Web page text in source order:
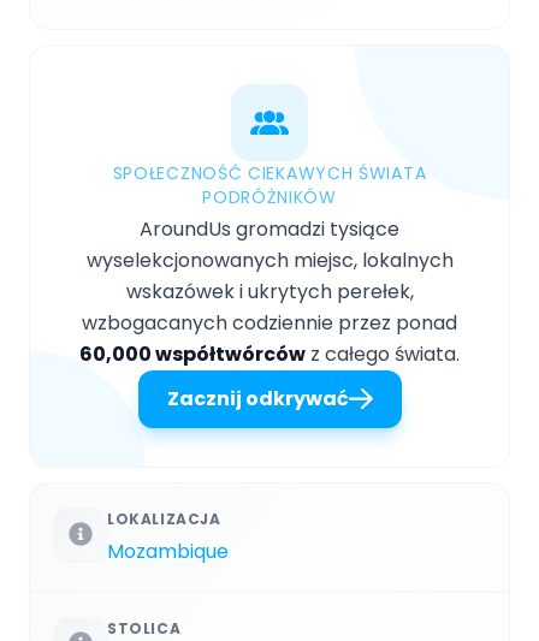
SPOŁECZNOŚĆ CIEKAWYCH ŚWIATA
PODRÓŻNIKÓW
AroundUs gromadzi tysiące
wyselekcjonowanych miejsc, lokalnych
wskazówek i ukrytych perełek,
wzbogacanych codziennie przez ponad
60,000 współtwórców z całego świata.
Zacznij odkrywać
LOKALIZACJA
Mozambique
STOLICA